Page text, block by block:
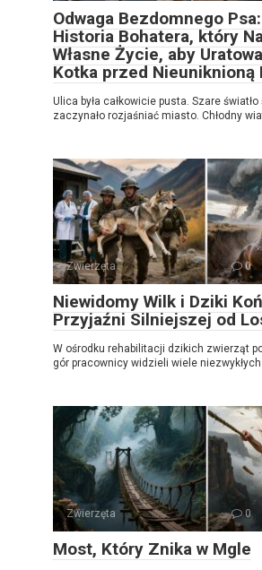
Odwaga Bezdomnego
Historia Bohatera, który
Własne Życie, aby
Kotka przed Nieuniknioną
Ulica była całkowicie pusta. Szare
zaczynało rozjaśniać miasto. Chłodny
Zwierzęta 0
Niewidomy Wilk i Dziki
Przyjaźni Silniejszej od
W ośrodku rehabilitacji dzikich zwierząt
gór pracownicy widzieli wiele
Zwierzęta 0
Most, Który Znika w Mgle